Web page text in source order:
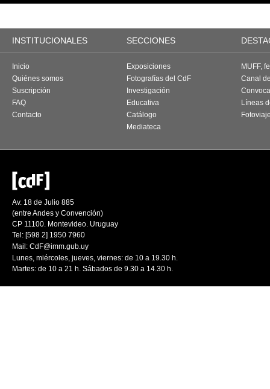
INSTITUCIONALES SECCIONES
Inicio
Quiénes somos
Suscripción
FAQ
Contacto
Exposiciones
Fotografías del CdF
Investigación
Educativa
Catálogo
Mediateca
MUFF,
Canal
Líneas
Av. 18 de Julio 885
(entre Andes y Convención)
CP 11100. Montevideo. Uruguay
Tel: [598 2] 1950 7960
Mail: CdF@imm.gub.uy
Lunes, miércoles, jueves, viernes: de 10 a 19.30 h.
Martes: de 10 a 21 h. Sábados de 9.30 a 14.30 h.